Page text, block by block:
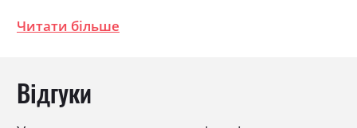
підтримку і здатна довгий час зберігати свою
«дихаючим»; структура цього матеріалу така,
що він вільно пропускає повітря і дозволяє
йому циркулювати всередині себе. Завдяки
Читати більше
Відгуки